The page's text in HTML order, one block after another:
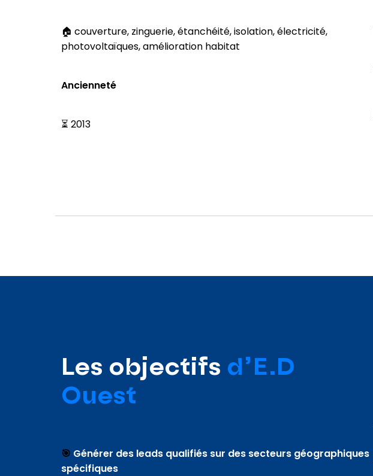
🏠 couverture, zinguerie, étanchéité, isolation, électricité,
photovoltaïques, amélioration habitat
Ancienneté
⏳ 2013
Les objectifs d’E.D
Ouest
🎯 Générer des leads qualifiés sur des secteurs géographiques
spécifiques